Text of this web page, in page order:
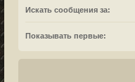
Искать сообщения за:
Показывать первые: